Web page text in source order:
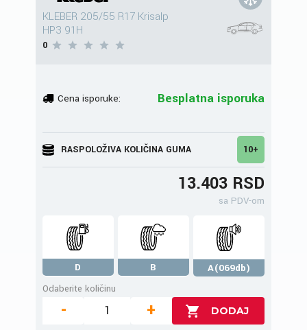
KLEBER 205/55 R17 Krisalp
HP3 91H
0
Cena isporuke: Besplatna isporuka
RASPOLOŽIVA KOLIČINA GUMA 10+
13.403 RSD
sa PDV-om
D B
A(069db)
Odaberite količinu
- +